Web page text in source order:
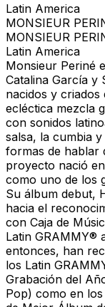
Latin America
MONSIEUR
MONSIEUR
Latin America
Monsieur Periné
Catalina García y
nacidos y
ecléctica mezcla
con sonidos
salsa, la cumbia
formas de hablar
proyecto nació
como uno de los
Su álbum debut,
hacia el
con Caja de
Latin GRAMMY®
entonces, han
los Latin
Grabación del
Pop) como en